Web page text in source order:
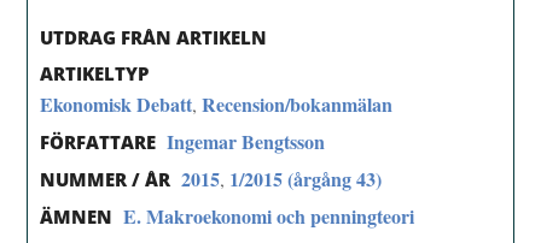
UTDRAG FRÅN ARTIKELN
ARTIKELTYP
Ekonomisk Debatt,Recension/bokanmälan
FÖRFATTARE Ingemar Bengtsson
NUMMER / ÅR 2015, 1/2015 (årgång 43)
ÄMNEN E. Makroekonomi och penningteori